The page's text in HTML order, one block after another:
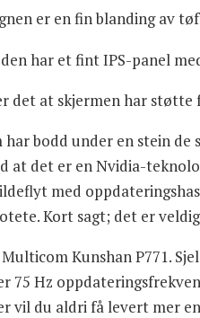
er en fin blanding av
har et fint IPS-panel
det at skjermen har støtte
har bodd under en stein
at det er en Nvidia-
med
Kort sagt; det er
Multicom Kunshan P771.
75 Hz
vil du aldri få levert mer